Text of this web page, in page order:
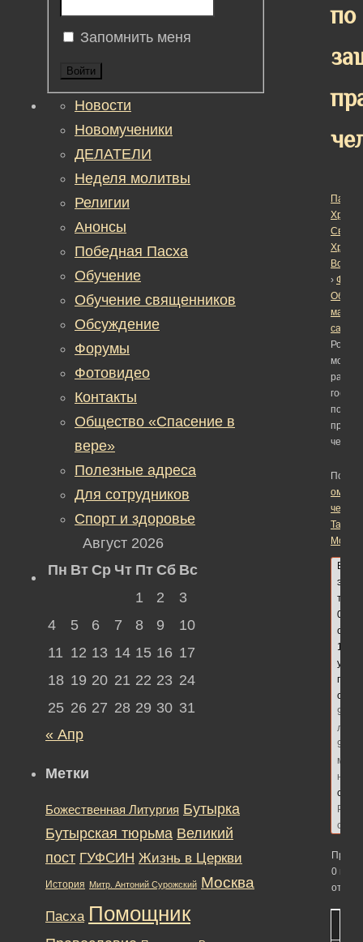
по
Пасха
›
сайта
России
может
по
прав
В
этой
теме
0
1
9
лет,
9
0
Запомнить меня
Войти
Новости
Новомученики
ДЕЛАТЕЛИ
Неделя молитвы
Религии
Анонсы
Победная Пасха
Обучение
Обучение священников
Обсуждение
Форумы
Фотовидео
Контакты
Общество «Спасение в
вере»
Полезные адреса
Для сотрудников
Спорт и здоровье
Август 2026
Пн Вт Ср Чт Пт Сб Вс
1
2
3
4
5 6 7 8 9
10
11 12 13 14 15 16 17
18 19 20 21 22 23 24
25 26 27 28 29 30 31
« Апр
Метки
Божественная Литургия Бутырка
Бутырская тюрьма Великий
пост ГУФСИН Жизнь в Церкви
История Митр. Антоний Сурожский Москва
Пасха Помощник